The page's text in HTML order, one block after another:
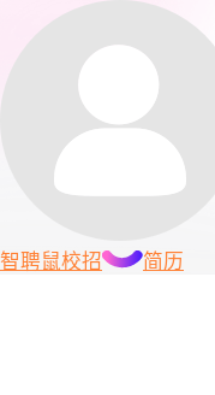
智聘鼠校招 简历